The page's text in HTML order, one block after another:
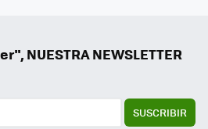
NUESTRA NEWSLETTER
SUSCRIBIR